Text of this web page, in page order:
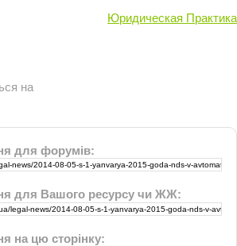
Юридическая Практика
на
для форумів:
для Вашого ресурсу чи ЖЖ:
на цю сторінку: